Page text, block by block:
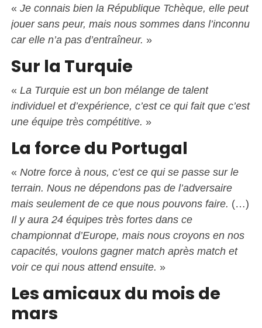
« Je connais bien la République Tchèque, elle peut
jouer sans peur, mais nous sommes dans l’inconnu
car elle n’a pas d’entraîneur. »
Sur la Turquie
« La Turquie est un bon mélange de talent
individuel et d’expérience, c’est ce qui fait que c’est
une équipe très compétitive. »
La force du Portugal
« Notre force à nous, c’est ce qui se passe sur le
terrain. Nous ne dépendons pas de l’adversaire
mais seulement de ce que nous pouvons faire. (…)
Il y aura 24 équipes très fortes dans ce
championnat d’Europe, mais nous croyons en nos
capacités, voulons gagner match après match et
voir ce qui nous attend ensuite. »
Les amicaux du mois de
mars